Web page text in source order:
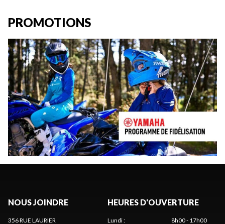
PROMOTIONS
NOUS JOINDRE
356 RUE LAURIER
HEURES D'OUVERTURE
Lundi:
8h00 - 17h00